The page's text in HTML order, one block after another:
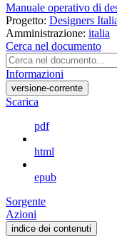
Manuale operativo di
Progetto: Designers
Amministrazione: italia
Cerca nel documento
Informazioni
versione-corrente
Scarica
pdf
html
epub
Sorgente
Azioni
indice dei contenuti